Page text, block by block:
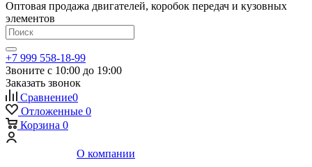
Оптовая продажа двигателей, коробок передач и кузовных
элементов
+7 999 558-18-99
Звоните с 10:00 до 19:00
Заказать звонок
Сравнение0
Отложенные 0
Корзина 0
О компании